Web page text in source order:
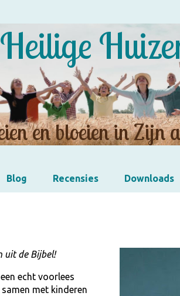
Heilige
en bloeien in Zijn
Blog Recensies Downloads
uit de Bijbel!
echt voorlees
met kinderen